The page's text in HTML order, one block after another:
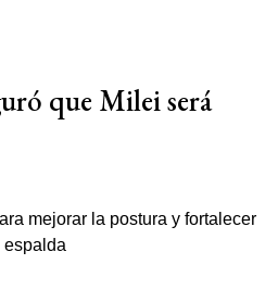
que Milei será